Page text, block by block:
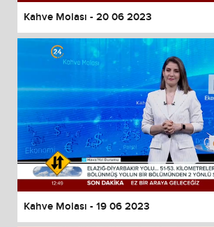
Kahve Molası - 20 06 2023
Kahve Molası - 19 06 2023